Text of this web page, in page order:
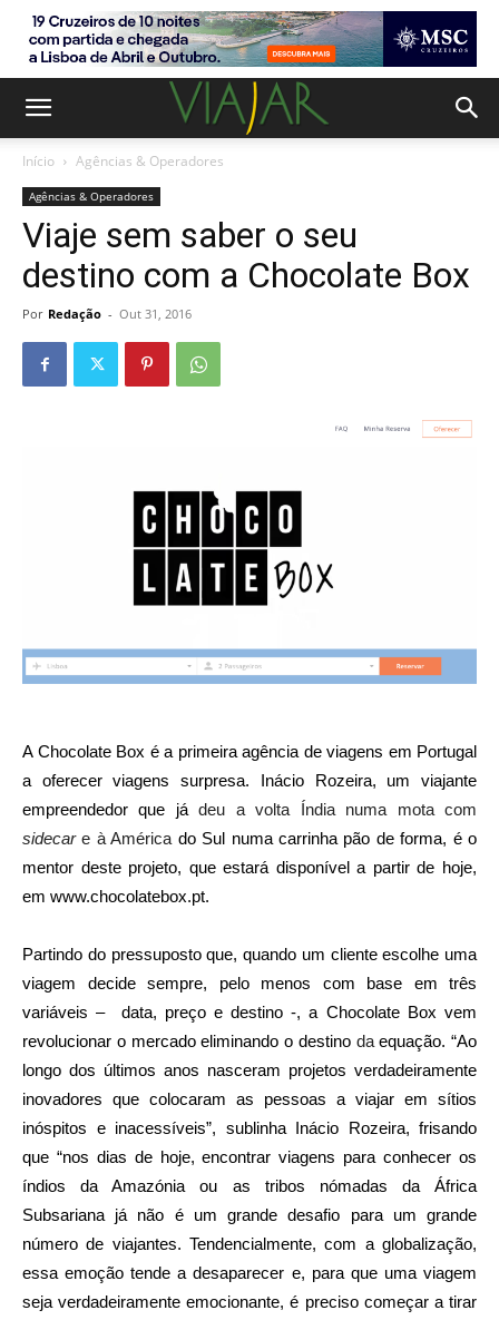
Início Agências & Operadores
Agências & Operadores
Viaje sem saber o seu
destino com a Chocolate Box
Por Redação - Out 31, 2016
A Chocolate Box é a primeira agência de viagens em Portugal
a oferecer viagens surpresa. Inácio Rozeira, um viajante
empreendedor que jádeu a volta Índia numa mota com
sidecare à América do Sul numa carrinha pão de forma, é o
mentor deste projeto, que estará disponível a partir de hoje,
em www.chocolatebox.pt.
Partindo do pressuposto que, quando um cliente escolhe uma
viagem decide sempre, pelo menos com base em três
variáveis – data, preço e destino -, a Chocolate Box vem
revolucionar o mercado eliminando o destino daequação. “Ao
longo dos últimos anos nasceram projetos verdadeiramente
inovadores que colocaram as pessoas a viajar em sítios
inóspitos e inacessíveis”, sublinha Inácio Rozeira, frisando
que “nos dias de hoje, encontrar viagens para conhecer os
índios da Amazónia ou as tribos nómadas da África
Subsariana já não é um grande desafio para um grande
número de viajantes. Tendencialmente, com a globalização,
essa emoção tende a desaparecer e, para que uma viagem
seja verdadeiramente emocionante, é preciso começar a tirar